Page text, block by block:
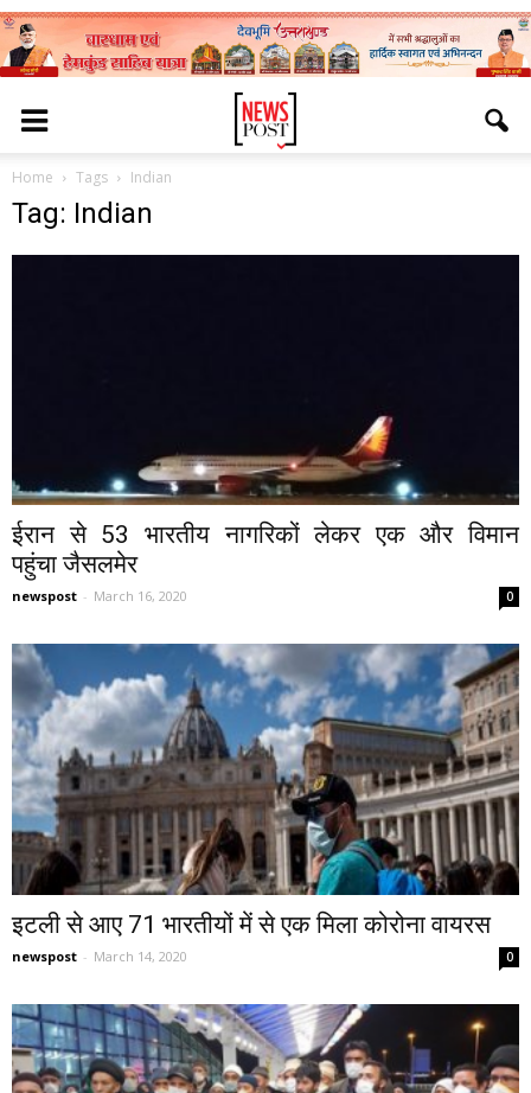
Home Tags Indian
Tag: Indian
ईरान से 53 भारतीय नागरिकों लेकर एक और विमान
पहुंचा जैसलमेर
newspost - March 16, 2020 0
इटली से आए 71 भारतीयों में से एक मिला कोरोना वायरस
newspost - March 14, 2020 0